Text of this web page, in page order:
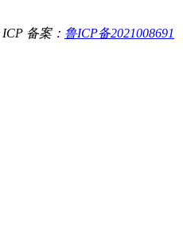
ICP 备案： 鲁ICP备2021008691